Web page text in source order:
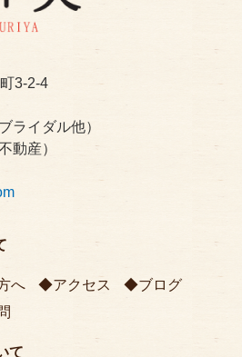
3-2-4
ブライダル他）
不動産）
へ アクセス
ブログ
て